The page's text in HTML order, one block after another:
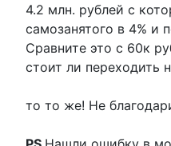
4.2 млн. рублей с
самозанятого в 4% и
Сравните это с 60к
стоит ли переходить
то то же! Не